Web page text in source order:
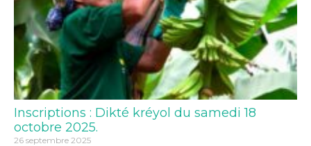
Inscriptions : Dikté kréyol du samedi 18
octobre 2025.
26 septembre 2025